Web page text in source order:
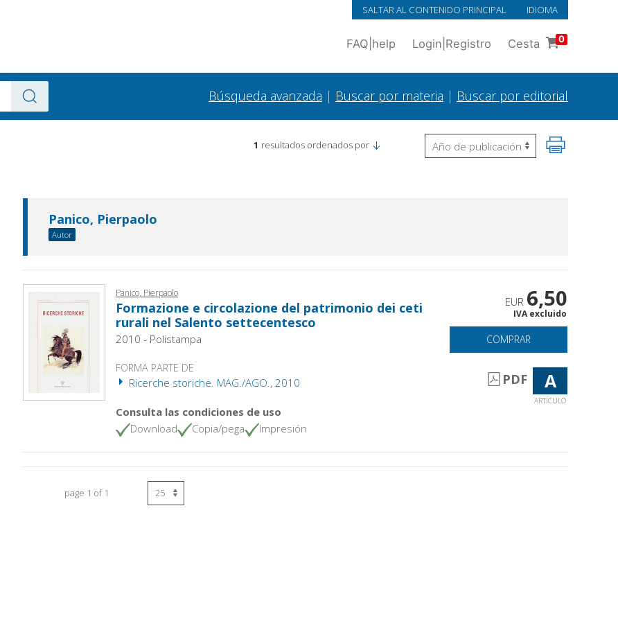
SALTAR AL CONTENIDO PRINCIPAL IDIOMA
FAQ help Login Registro Cesta 0
Búsqueda avanzada | Buscar por materia | Buscar por editorial
1 resultados ordenados por
Panico, Pierpaolo
Autor
Panico, Pierpaolo
Formazione e circolazione del patrimonio dei ceti
rurali nel Salento settecentesco
2010 - Polistampa
FORMA PARTE DE
Ricerche storiche. MAG./AGO., 2010
Consulta las condiciones de uso
Download
Copia/pega Impresión
EUR 6,50
IVA excluido
COMPRAR
PDF A
ARTÍCULO
page 1 of 1